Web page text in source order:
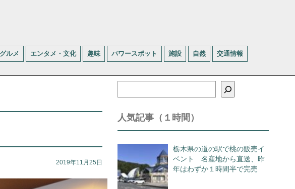
ルメ エンタメ・文化 趣味 パワースポット 施設 自然 交通情報
2019年11月25日
索
人気記事（１時間）
栃木県の道の駅で桃の販売イ
ベント 名産地から直送、昨
年はわずか１時間半で完売